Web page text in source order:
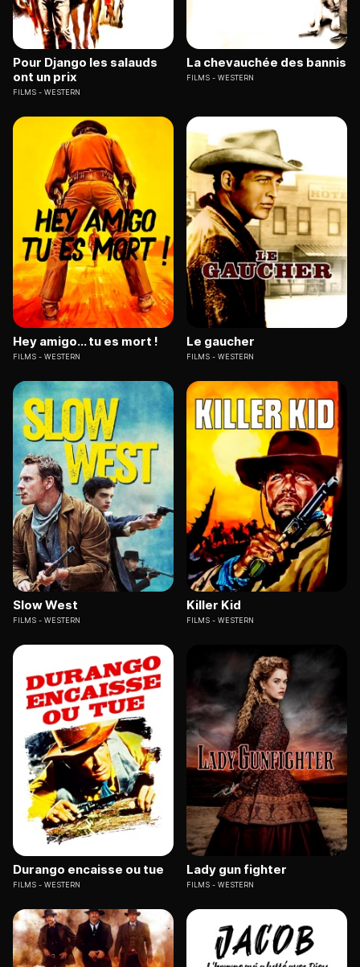
Pour Django les salauds
ont un prix
FILMS WESTERN
La chevauchée des bannis
FILMS WESTERN
Hey amigo... tu es mort !
FILMS WESTERN
Le gaucher
FILMS WESTERN
Slow West
FILMS WESTERN
Killer Kid
FILMS WESTERN
Durango encaisse ou tue
FILMS WESTERN
Lady gun fighter
FILMS WESTERN